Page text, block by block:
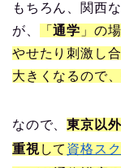
もちろん、関西
が、
「通学 」の
やせたり刺激し
大きくなるので、
なので、東京以外
重視して 資格ス